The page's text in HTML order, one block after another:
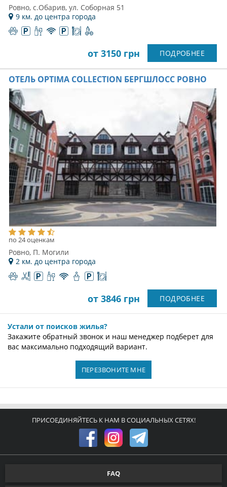
Ровно, с.Обарив, ул. Соборная 51
9 км. до центра города
от 3150 грн ПОДРОБНЕЕ
ОТЕЛЬ OPTIMA COLLECTION БЕРГШЛОСС РОВНО
по 24 оценкам
Ровно, П. Могили
2 км. до центра города
от 3846 грн ПОДРОБНЕЕ
Устали от поисков жилья?
Закажите обратный звонок и наш менеджер подберет для
вас максимально подходящий вариант.
ПЕРЕЗВОНИТЕ МНЕ
ПРИСОЕДИНЯЙТЕСЬ К НАМ В СОЦИАЛЬНЫХ СЕТЯХ!
FAQ